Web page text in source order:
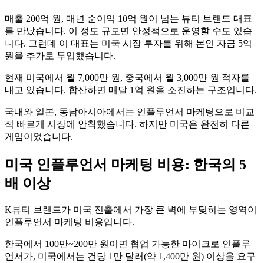
매출 200억 원, 매년 순이익 10억 원이 넘는 뷰티 브랜드 대표
를 만났습니다. 이 정도 규모면 안정적으로 운영할 수도 있습
니다. 그런데 이 대표는 미국 시장 투자를 위해 본인 자금 5억
원을 추가로 투입했습니다.
현재 미국에서 월 7,000만 원, 중국에서 월 3,000만 원 적자를
내고 있습니다. 합산하면 매달 1억 원을 소진하는 구조입니다.
국내와 일본, 동남아시아에서는 인플루언서 마케팅으로 비교
적 빠르게 시장에 안착했습니다. 하지만 미국은 완전히 다른
게임이었습니다.
미국 인플루언서 마케팅 비용: 한국의 5
배 이상
K뷰티 브랜드가 미국 진출에서 가장 큰 벽에 부딪히는 영역이
인플루언서 마케팅 비용입니다.
한국에서 100만~200만 원이면 협업 가능한 마이크로 인플루
언서가, 미국에서는 건당 1만 달러(약 1,400만 원) 이상을 요구